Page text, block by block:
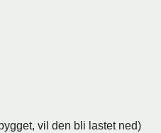
vil den bli lastet ned)